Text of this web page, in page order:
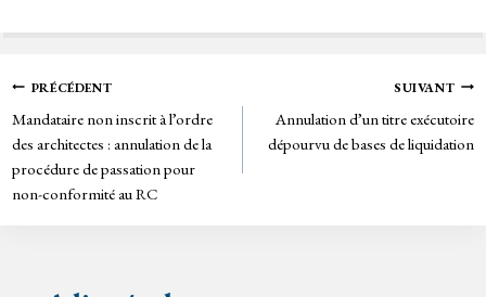
bo tt ail tF
rie
n
dl
Navigation
de
l’article
PRÉCÉDENT
Mandataire non inscrit à l’ordre
des architectes : annulation de la
procédure de passation pour
non-conformité au RC
SUIVANT
Annulation d’un titre exécutoire
dépourvu de bases de liquidation